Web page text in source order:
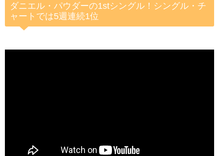
ダニエル・パウダーの1stシングル！シングル・チ
ャートでは5週連続1位